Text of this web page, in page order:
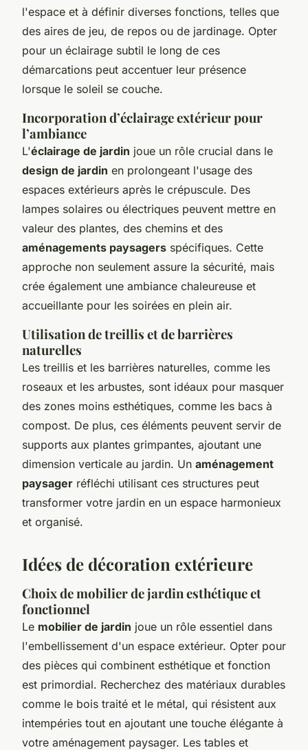
l'espace et à définir diverses fonctions, telles que
des aires de jeu, de repos ou de jardinage. Opter
pour un éclairage subtil le long de ces
démarcations peut accentuer leur présence
lorsque le soleil se couche.
Incorporation d’éclairage extérieur pour
l’ambiance
L'éclairage de jardin joue un rôle crucial dans le
design de jardin en prolongeant l'usage des
espaces extérieurs après le crépuscule. Des
lampes solaires ou électriques peuvent mettre en
valeur des plantes, des chemins et des
aménagements paysagers spécifiques. Cette
approche non seulement assure la sécurité, mais
crée également une ambiance chaleureuse et
accueillante pour les soirées en plein air.
Utilisation de treillis et de barrières
naturelles
Les treillis et les barrières naturelles, comme les
roseaux et les arbustes, sont idéaux pour masquer
des zones moins esthétiques, comme les bacs à
compost. De plus, ces éléments peuvent servir de
supports aux plantes grimpantes, ajoutant une
dimension verticale au jardin. Un aménagement
paysager réfléchi utilisant ces structures peut
transformer votre jardin en un espace harmonieux
et organisé.
Idées de décoration extérieure
Choix de mobilier de jardin esthétique et
fonctionnel
Le mobilier de jardin joue un rôle essentiel dans
l'embellissement d'un espace extérieur. Opter pour
des pièces qui combinent esthétique et fonction
est primordial. Recherchez des matériaux durables
comme le bois traité et le métal, qui résistent aux
intempéries tout en ajoutant une touche élégante à
votre aménagement paysager. Les tables et